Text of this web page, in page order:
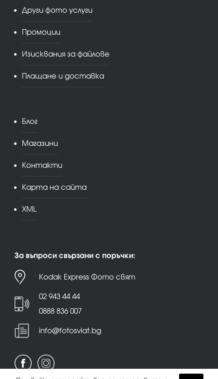
Други фото услуги
Промоции
Изисквания за файлове
Плащане и доставка
Блог
Магазини
Контакти
Карта на сайта
XML
За въпроси свързани с поръчки:
Kodak Express Фото свят
02 943 44 44
0888 836 007
info@fotosviat.bg